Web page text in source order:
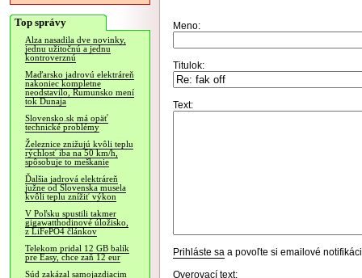
Top správy
Alza nasadila dve novinky,
jednu užitočnú a jednu
kontroverznú
Maďarsko jadrovú elektráreň
nakoniec kompletne
neodstavilo, Rumunsko mení
tok Dunaja
Slovensko.sk má opäť
technické problémy
Železnice znižujú kvôli teplu
rýchlosť iba na 50 km/h,
spôsobuje to meškanie
Ďalšia jadrová elektráreň
južne od Slovenska musela
kvôli teplu znížiť výkon
V Poľsku spustili takmer
gigawatthodinové úložisko,
z LiFePO4 článkov
Telekom pridal 12 GB balík
pre Easy, chce zaň 12 eur
Súd zakázal samojazdiacim
Meno:
Titulok:
Text:
Prihláste sa a povoľte si emailové
Overovací text: